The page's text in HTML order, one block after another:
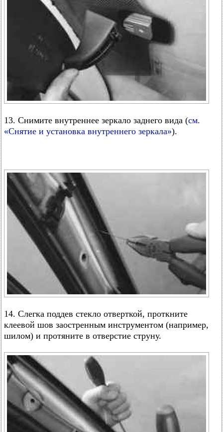
13. Снимите внутреннее зеркало заднего вида (см.
«Снятие и установка внутреннего зеркала»).
14. Слегка поддев стекло отверткой, проткните
клеевой шов заостренным инструментом (например,
шилом) и протяните в отверстие струну.